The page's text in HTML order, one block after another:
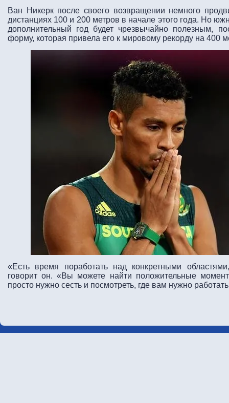
Ван Никерк после своего возвращении немного
дистанциях 100 и 200 метров в начале этого года. Но
дополнительный год будет чрезвычайно полезным,
форму, которая привела его к мировому рекорду на 400
«Есть время поработать над конкретными
говорит он. «Вы можете найти положительные
просто нужно сесть и посмотреть, где вам нужно